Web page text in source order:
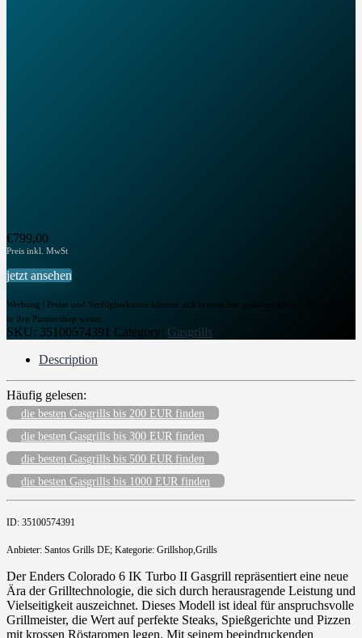
€799,00
jetzt ansehen
Werbung | Preise und Verfügbarkeiten können sich inzwischen geändert haben. | Button leitet
in den Partnershop weiter.
SKU: 35100574391 Category: Gasgrills
Description
Häufig gelesen:
die besten Gasgrills bis 200 EUR finden
die besten Gasgrills bis 300 EUR finden
die besten Gasgrills bis 500 EUR finden
die besten Gasgrills bis 1000 EUR finden
ID: 35100574391
Anbieter: Santos Grills DE; Kategorie: Grillshop,Grills
Der Enders Colorado 6 IK Turbo II Gasgrill repräsentiert eine neue
Ära der Grilltechnologie, die sich durch herausragende Leistung und
Vielseitigkeit auszeichnet. Dieses Modell ist ideal für anspruchsvolle
Grillmeister, die Wert auf perfekte Steaks, Spießgerichte und Pizzen
mit krossen Röstaromen legen. Mit seinem beeindruckenden